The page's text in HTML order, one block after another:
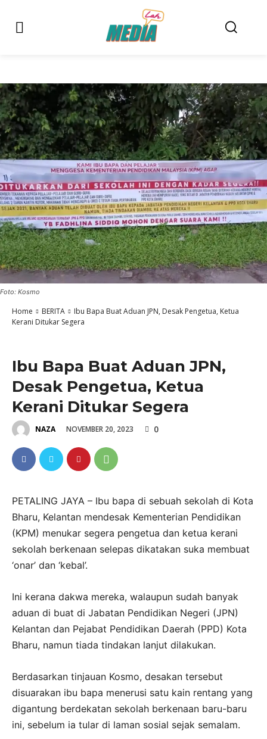
Foto: Kosmo
Home BERITA
Ibu Bapa Buat Aduan JPN, Desak Pengetua, Ketua
Kerani Ditukar Segera
Ibu Bapa Buat Aduan JPN,
Desak Pengetua, Ketua
Kerani Ditukar Segera
NAZA NOVEMBER 20, 2023 0
PETALING JAYA – Ibu bapa di sebuah sekolah di Kota
Bharu, Kelantan mendesak Kementerian Pendidikan
(KPM) menukar segera pengetua dan ketua kerani
sekolah berkenaan selepas dikatakan suka membuat
‘onar’ dan ‘kebal’.
Ini kerana dakwa mereka, walaupun sudah banyak
aduan di buat di Jabatan Pendidikan Negeri (JPN)
Kelantan dan Pejabat Pendidikan Daerah (PPD) Kota
Bharu, namun tiada tindakan lanjut dilakukan.
Berdasarkan tinjauan Kosmo, desakan tersebut
disuarakan ibu bapa menerusi satu kain rentang yang
digantung berdekatan sekolah berkenaan baru-baru
ini, sebelum ia tular di laman sosial sejak semalam.